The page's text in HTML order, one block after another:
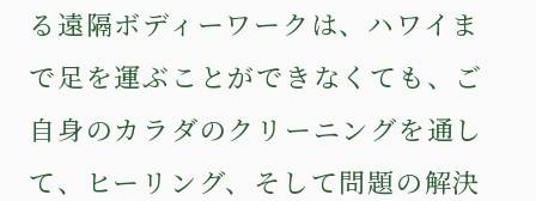
る遠隔ボディーワークは、ハワイま
で足を運ぶことができなくても、ご
自身のカラダのクリーニングを通し
て、ヒーリング、そして問題の解決